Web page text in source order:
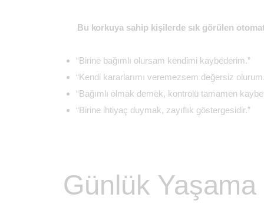
Bu korkuya sahip kişilerde sık görülen
“Birine bağımlı olursam kendimi kaybederim.”
“Kendi kararlarımı veremezsem değersiz
“Bağımlı olmak demek, kontrolü tamamen
“Birine ihtiyaç duymak, zayıflık göstergesidir.”
Günlük